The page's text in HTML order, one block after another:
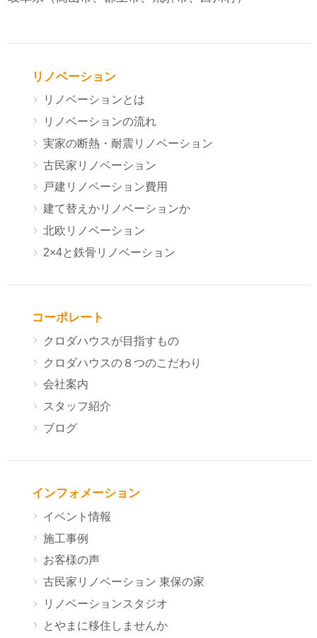
リノベーション
リノベーションとは
リノベーションの流れ
実家の断熱・耐震リノベーション
古民家リノベーション
戸建リノベーション費用
建て替えかリノベーションか
北欧リノベーション
2×4と鉄骨リノベーション
コーポレート
クロダハウスが目指すもの
クロダハウスの８つのこだわり
会社案内
スタッフ紹介
ブログ
インフォメーション
イベント情報
施工事例
お客様の声
古民家リノベーション 東保の家
リノベーションスタジオ
とやまに移住しませんか